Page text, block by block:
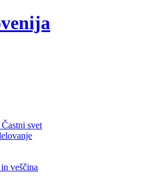
svet
veščina